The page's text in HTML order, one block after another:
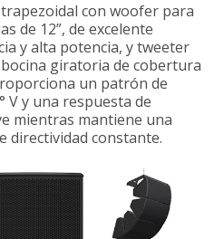
trapezoidal con woofer para
de 12”, de excelente
y alta potencia, y tweeter
giratoria de cobertura
un patrón de
V y una respuesta de
mientras mantiene una
directividad constante.